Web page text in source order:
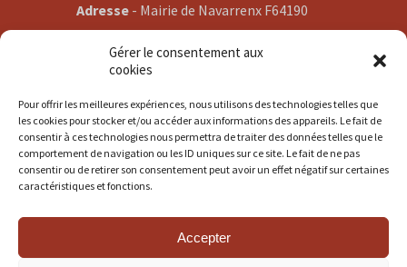
Gérer le consentement aux
cookies
Pour offrir les meilleures expériences, nous utilisons des technologies telles que
les cookies pour stocker et/ou accéder aux informations des appareils. Le fait de
consentir à ces technologies nous permettra de traiter des données telles que le
comportement de navigation ou les ID uniques sur ce site. Le fait de ne pas
consentir ou de retirer son consentement peut avoir un effet négatif sur certaines
caractéristiques et fonctions.
Accepter
Adresse - Mairie de Navarrenx F64190
E-mail -
communication@bastidesaquitaine.org
© 2014 - 2026 Fédération des Bastides
d'Aquitaine Tous droits réservés.
Droits & Historique